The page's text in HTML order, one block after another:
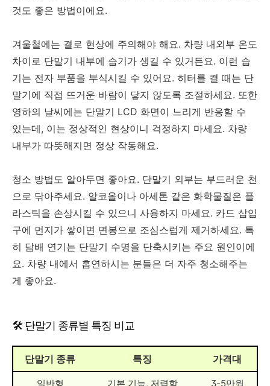
것도 좋은 방법이에요.
겨울철에는 결로 현상에 주의해야 해요. 차량 내외부 온도
차이로 단말기 내부에 습기가 생길 수 있거든요. 이런 습
기는 전자 부품을 부식시킬 수 있어요. 히터를 켤 때는 단
말기에 직접 뜨거운 바람이 닿지 않도록 조절하세요. 또한
영하의 날씨에는 단말기 LCD 화면이 느리게 반응할 수
있는데, 이는 정상적인 현상이니 걱정하지 마세요. 차량
내부가 따뜻해지면 정상 작동해요.
청소 방법도 알아두면 좋아요. 단말기 외부는 부드러운 천
으로 닦아주세요. 알코올이나 아세톤 같은 화학물질은 플
라스틱을 손상시킬 수 있으니 사용하지 마세요. 카드 삽입
구에 먼지가 쌓이면 면봉으로 조심스럽게 제거하세요. 특
히 담배 연기는 단말기 수명을 단축시키는 주요 원인이에
요. 차량 내에서 흡연하시는 분들은 더 자주 청소해주는
게 좋아요.
🛠️ 단말기 종류별 특징 비교
단말기 종류 특징 가격대
일반형 기본 기능, 저렴함 3-5만원